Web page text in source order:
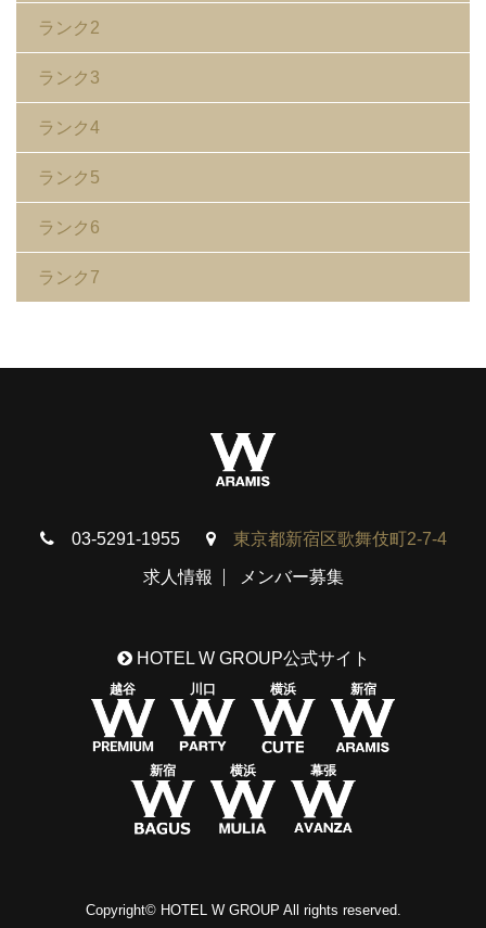
ランク2
ランク3
ランク4
ランク5
ランク6
ランク7
03-5291-1955 東京都新宿区歌舞伎町2-7-4
求人情報 メンバー募集
HOTEL W GROUP公式サイト
越谷 川口 横浜 新宿
新宿 横浜 幕張
Copyright© HOTEL W GROUP All rights reserved.